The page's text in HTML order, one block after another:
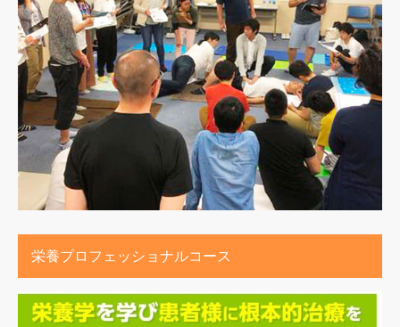
栄養プロフェッショナルコース